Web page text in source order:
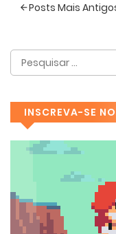
Posts Mais
INSCREVA-SE